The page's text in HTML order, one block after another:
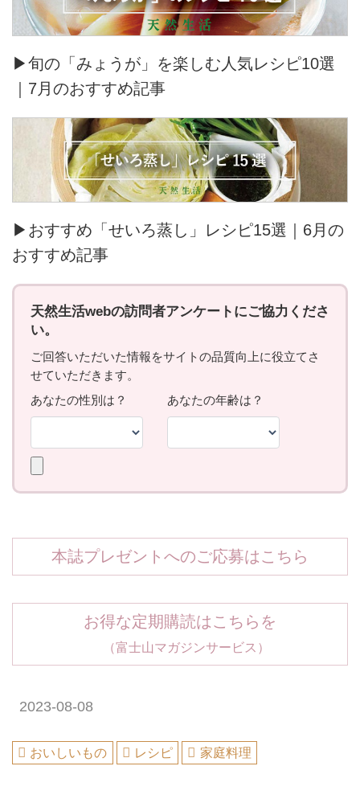
▶旬の「みょうが」を楽しむ人気レシピ10選
｜7月のおすすめ記事
▶おすすめ「せいろ蒸し」レシピ15選｜6月の
おすすめ記事
本誌プレゼントへのご応募はこちら
お得な定期購読はこちらを
（富士山マガジンサービス）
2023-08-08
おいしいもの レシピ 家庭料理